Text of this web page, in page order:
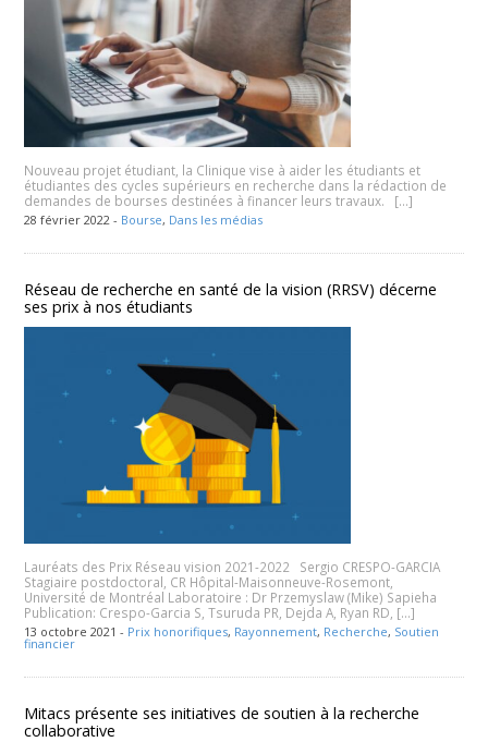
Nouveau projet étudiant, la Clinique vise à aider les étudiants et
étudiantes des cycles supérieurs en recherche dans la rédaction de
demandes de bourses destinées à financer leurs travaux. […]
28 février 2022 - Bourse, Dans les médias
Réseau de recherche en santé de la vision (RRSV) décerne
ses prix à nos étudiants
Lauréats des Prix Réseau vision 2021-2022 Sergio CRESPO-GARCIA
Stagiaire postdoctoral, CR Hôpital-Maisonneuve-Rosemont,
Université de Montréal Laboratoire : Dr Przemyslaw (Mike) Sapieha
Publication: Crespo-Garcia S, Tsuruda PR, Dejda A, Ryan RD, […]
13 octobre 2021 - Prix honorifiques, Rayonnement, Recherche, Soutien
financier
Mitacs présente ses initiatives de soutien à la recherche
collaborative